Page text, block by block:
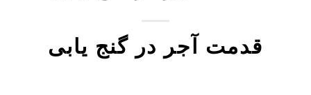
قدمت آجر در گنج یابی